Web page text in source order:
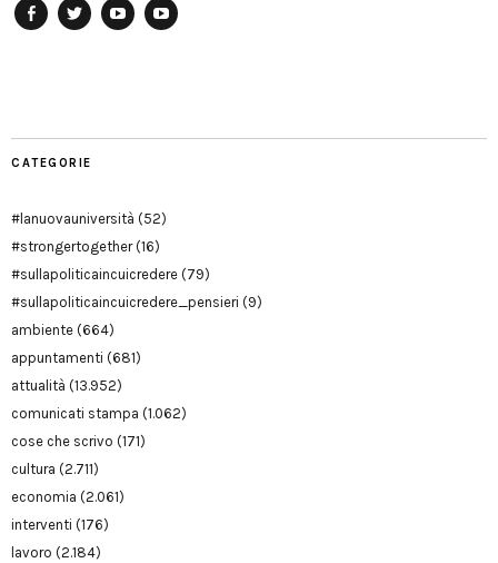
CATEGORIE
#lanuovauniversità (52)
#strongertogether(16)
#sullapoliticaincuicredere (79)
#sullapoliticaincuicredere_pensieri (9)
ambiente (664)
appuntamenti (681)
attualità (13.952)
comunicati stampa (1.062)
cose che scrivo (171)
cultura (2.711)
economia (2.061)
interventi (176)
lavoro (2.184)